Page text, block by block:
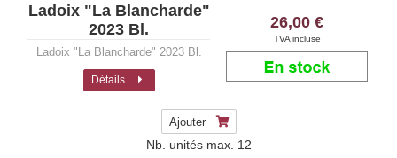
Ladoix "La Blancharde"
2023 Bl.
Ladoix "La Blancharde" 2023 Bl.
Détails
26,00 €
TVA incluse
Ajouter
Nb. unités max. 12